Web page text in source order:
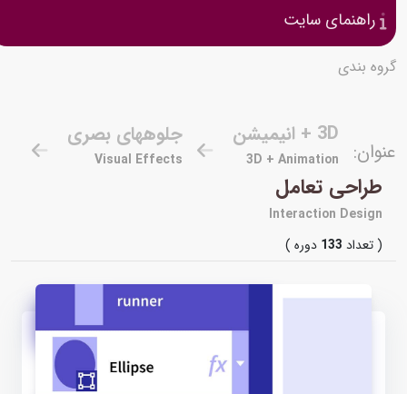
راهنمای سایت
گروه بندی
عنوان:
3D + انیمیشن
3D + Animation
جلوههای بصری
Visual Effects
طراحی تعامل
Interaction Design
( تعداد133 دوره )